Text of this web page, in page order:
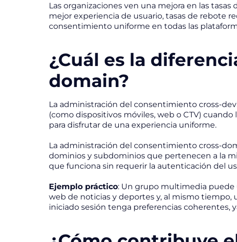
Las organizaciones ven una mejora en las
mejor experiencia de usuario, tasas de rebote
consentimiento uniforme en todas las
¿Cuál es la
domain?
La administración del consentimiento cross-
(como dispositivos móviles, web o CTV)
para disfrutar de una experiencia uniforme.
La administración del consentimiento cross-
dominios y subdominios que pertenecen a la
que funciona sin requerir la autenticación del
Ejemplo práctico: Un grupo multimedia puede
web de noticias y deportes y, al mismo tiempo,
iniciado sesión tenga preferencias coherentes,